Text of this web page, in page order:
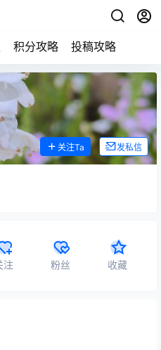
积分攻略 投稿攻略
关注Ta 发私信
注 粉丝 收藏